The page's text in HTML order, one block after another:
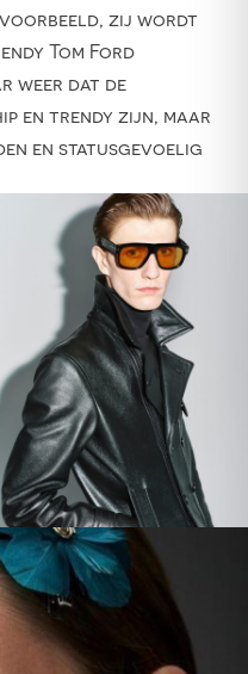
zij wordt
Tom Ford
weer dat de
en trendy zijn, maar
en statusgevoelig